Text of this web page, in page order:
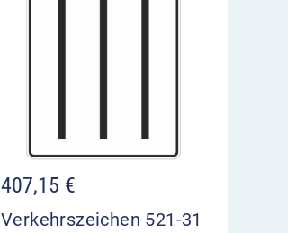
407,15 €
Verkehrszeichen 521-31